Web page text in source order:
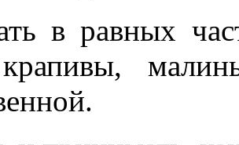
в равных